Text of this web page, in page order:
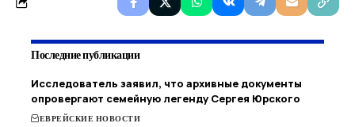
Последние публикации
Исследователь заявил, что архивные документы
опровергают семейную легенду Сергея Юрского
ЕВРЕЙСКИЕ НОВОСТИ